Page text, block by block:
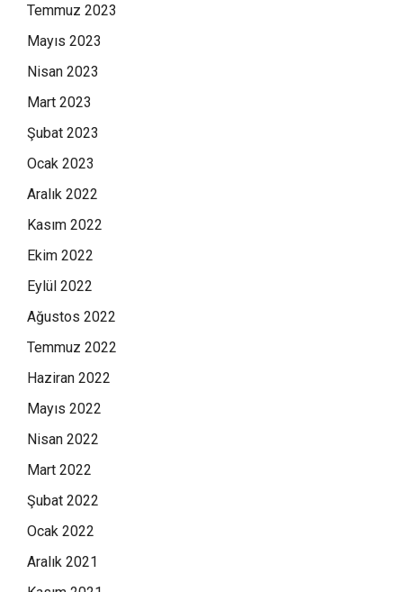
Temmuz 2023
Mayıs 2023
Nisan 2023
Mart 2023
Şubat 2023
Ocak 2023
Aralık 2022
Kasım 2022
Ekim 2022
Eylül 2022
Ağustos 2022
Temmuz 2022
Haziran 2022
Mayıs 2022
Nisan 2022
Mart 2022
Şubat 2022
Ocak 2022
Aralık 2021